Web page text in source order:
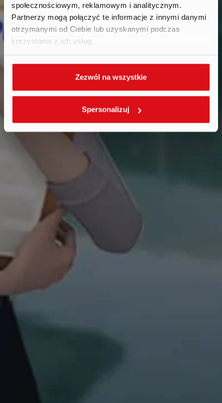
społecznościowym, reklamowym i analitycznym.
Partnerzy mogą połączyć te informacje z innymi danymi
otrzymanymi od Ciebie lub uzyskanymi podczas
korzystania z ich usług.
Zezwól na wszystkie
Spersonalizuj